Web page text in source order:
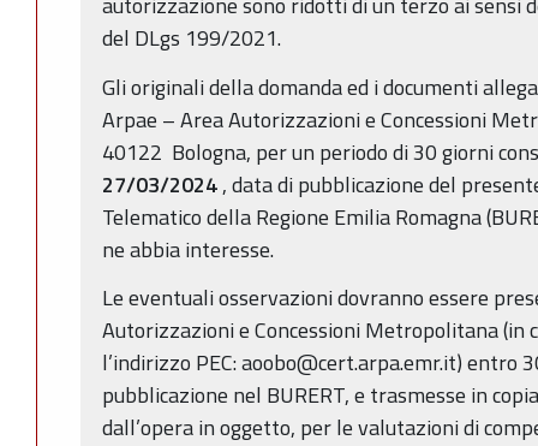
del DLgs 199/2021.
Gli originali della domanda ed i documenti
Arpae – Area Autorizzazioni e Concessioni
40122 Bologna, per un periodo di 30 giorni
27/03/2024, data di pubblicazione del
Telematico della Regione Emilia Romagna
ne abbia interesse.
Le eventuali osservazioni dovranno essere
Autorizzazioni e Concessioni Metropolitana (in
l’indirizzo PEC: aoobo@cert.arpa.emr.it) entro
pubblicazione nel BURERT, e trasmesse in
dall’opera in oggetto, per le valutazioni di